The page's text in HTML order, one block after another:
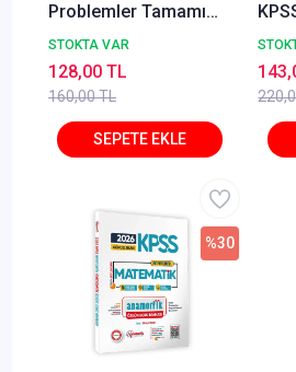
Problemler Tamamı
Dijital Çözümlü Soru
Bankası
STOKTA VAR
160,00 TL
128,00 TL
%30